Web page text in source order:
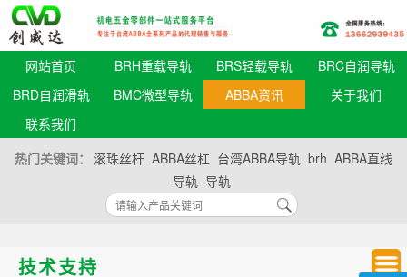
网站首页 BRH重载导轨 BRS轻载导轨
BRC自润导轨
BRD自润滑轨
BMC微型导轨 ABBA资讯
关于我们
联系我们
热门关键词： 滚珠丝杆 ABBA丝杠 台湾ABBA导轨 brh ABBA直线
导轨 导轨
技术支持